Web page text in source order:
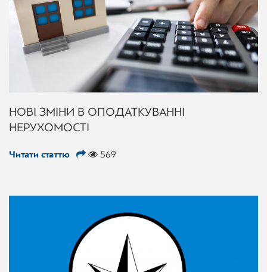
НОВІ ЗМІНИ В ОПОДАТКУВАННІ
НЕРУХОМОСТІ
Читати статтю 569